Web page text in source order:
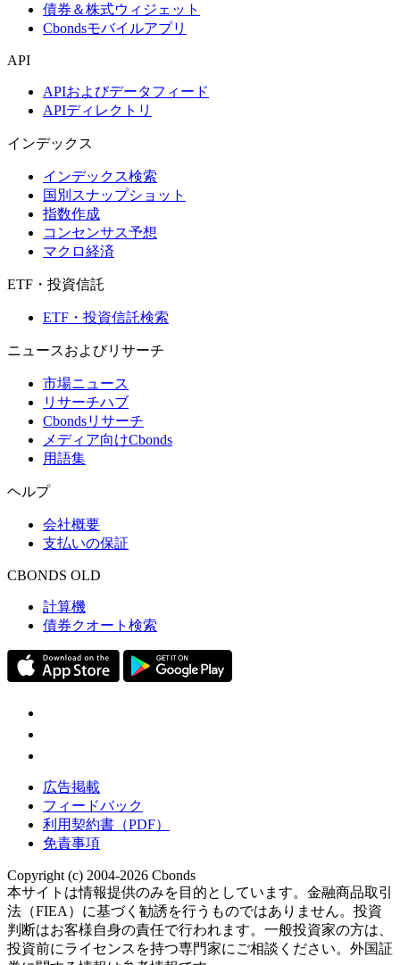
債券＆株式ウィジェット
Cbondsモバイルアプリ
API
APIおよびデータフィード
APIディレクトリ
インデックス
インデックス検索
国別スナップショット
指数作成
コンセンサス予想
マクロ経済
ETF・投資信託
ETF・投資信託検索
ニュースおよびリサーチ
市場ニュース
リサーチハブ
Cbondsリサーチ
メディア向けCbonds
用語集
ヘルプ
会社概要
支払いの保証
CBONDS OLD
計算機
債券クオート検索
広告掲載
フィードバック
利用契約書（PDF）
免責事項
Copyright (c) 2004-2026 Cbonds
本サイトは情報提供のみを目的としています。金融商品取引
法（FIEA）に基づく勧誘を行うものではありません。投資
判断はお客様自身の責任で行われます。一般投資家の方は、
投資前にライセンスを持つ専門家にご相談ください。外国証